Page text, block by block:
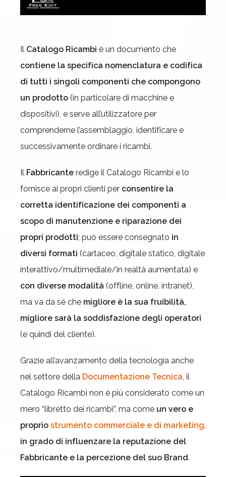
Il Catalogo Ricambi è un documento che
contiene la specifica nomenclatura e codifica
di tutti i singoli componenti che compongono
un prodotto (in particolare di macchine e
dispositivi), e serve all’utilizzatore per
comprenderne l’assemblaggio, identificare e
successivamente ordinare i ricambi.
Il Fabbricante redige il Catalogo Ricambi e lo
fornisce ai propri clienti per consentire la
corretta identificazione dei componenti a
scopo di manutenzione e riparazione dei
propri prodotti; può essere consegnato in
diversi formati (cartaceo, digitale statico, digitale
interattivo/multimediale/in realtà aumentata) e
con diverse modalità (offline, online, intranet),
ma va da sé che migliore è la sua fruibilità,
migliore sarà la soddisfazione degli operatori
(e quindi del cliente).
Grazie all’avanzamento della tecnologia anche
nel settore della Documentazione Tecnica, il
Catalogo Ricambi non è più considerato come un
mero “libretto dei ricambi”, ma come un vero e
proprio strumento commerciale e di marketing,
in grado di influenzare la reputazione del
Fabbricante e la percezione del suo Brand.